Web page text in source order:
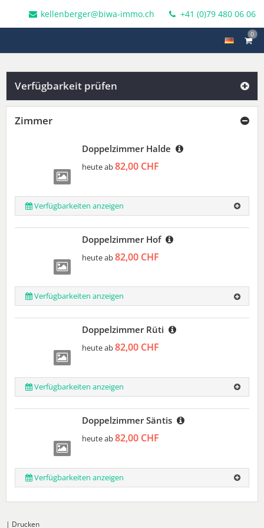
kellenberger@biwa-immo.ch +41 (0)79 480 06 06
0
Verfügbarkeit prüfen
Zimmer
Doppelzimmer Halde
heute ab82,00 CHF
Verfügbarkeiten anzeigen
Doppelzimmer Hof
heute ab82,00 CHF
Verfügbarkeiten anzeigen
Doppelzimmer Rüti
heute ab82,00 CHF
Verfügbarkeiten anzeigen
Doppelzimmer Säntis
heute ab82,00 CHF
Verfügbarkeiten anzeigen
| Drucken